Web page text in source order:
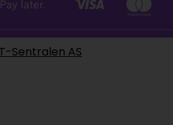
Sentralen AS